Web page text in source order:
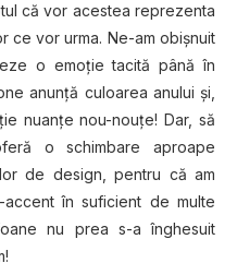
că vor acestea reprezenta
ce vor urma. Ne-am obişnuit
o emoţie tacită până în
anunţă culoarea anului şi,
nuanţe nou-nouţe! Dar, să
o schimbare aproape
de design, pentru că am
în suficient de multe
nu prea s-a înghesuit